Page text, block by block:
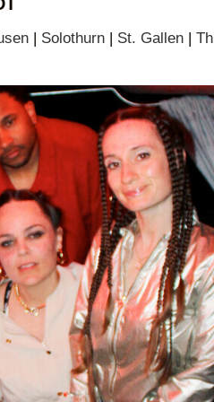
| Solothurn | St. Gallen |